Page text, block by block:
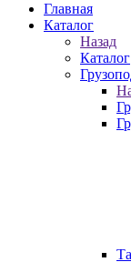
Главная
Каталог
Назад
Каталог